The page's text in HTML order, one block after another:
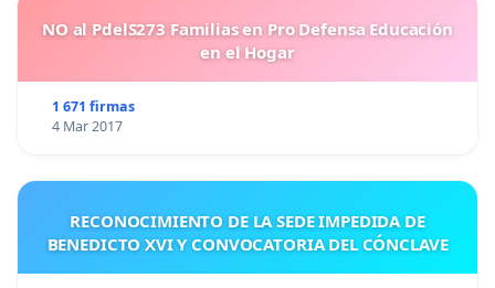
NO al PdelS273 Familias en Pro Defensa Educación
en el Hogar
1 671 firmas
4 Mar 2017
RECONOCIMIENTO DE LA SEDE IMPEDIDA DE
BENEDICTO XVI Y CONVOCATORIA DEL CÓNCLAVE